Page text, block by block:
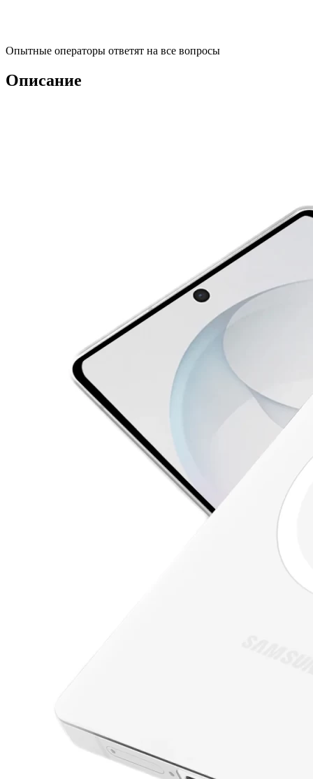
Опытные операторы ответят на все вопросы
Описание